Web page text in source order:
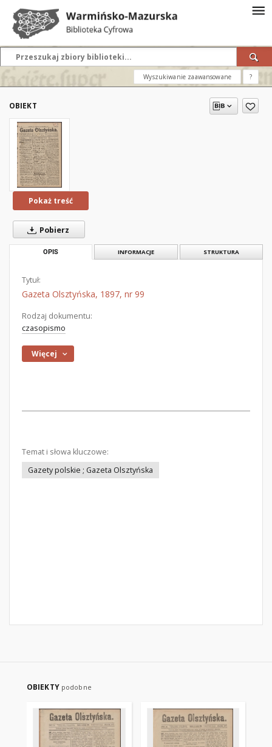
Wyszukiwanie zaawansowane ?
OBIEKT
Pokaż treść
Pobierz
OPIS INFORMACJE STRUKTURA
Tytuł:
Gazeta Olsztyńska, 1897, nr 99
Rodzaj dokumentu:
czasopismo
Więcej
Temat i słowa kluczowe:
Gazety polskie ; Gazeta Olsztyńska
OBIEKTY podobne